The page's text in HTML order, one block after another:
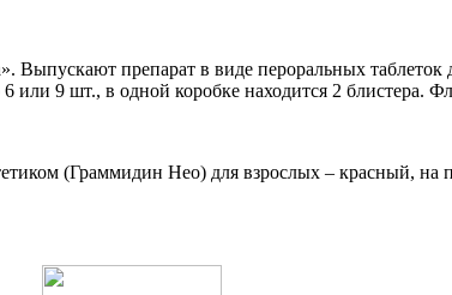
препарат в виде пероральных таблеток
9 шт., в одной коробке находится 2 блистера.
(Граммидин Нео) для взрослых – красный, на